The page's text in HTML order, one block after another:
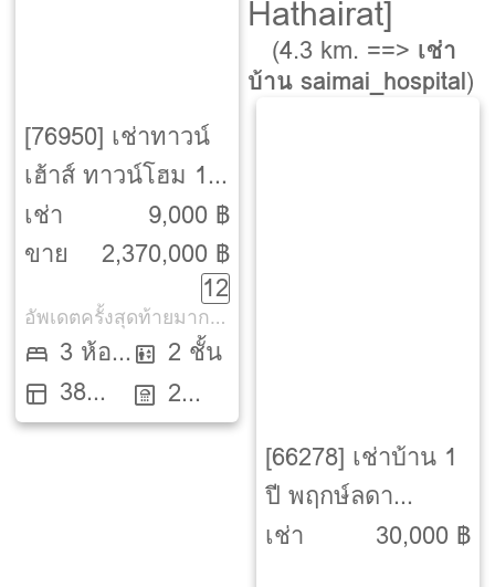
[76950] เช่าทาวน์
เฮ้าส์ ทาวน์โฮม 1
ปี บ้านวรารักษ์
รังสิต คลอง 4
Rangsit Khlong 4]
เช่า
9,000 ฿
ขาย
2,370,000 ฿
12
อัพเดตครั้งสุดท้ายมากกว่า 30 วัน
3 ห้อง
นอน38
ตรว.
2 ชั้น
2
ห้องน้ำ
Hathairat]
(4.3 km. ==> เช่า
บ้าน saimai_hospital)
[66278] เช่าบ้าน 1
ปี พฤกษ์ลดา
วงแหวน – หทัย
เช่า
30,000 ฿